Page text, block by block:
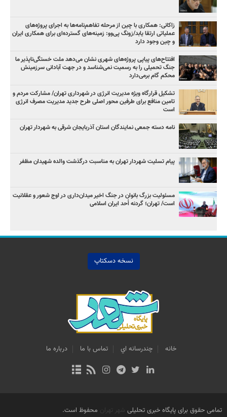
زاکانی: همکاری با چین از مرحله تفاهم‌نامه‌ها به اجرای پروژه‌های
عملیاتی ارتقا یابد/زونگ پی‌وو: زمینه‌های گسترده‌ای برای همکاری ایران
و چین وجود دارد
افتتاح‌های پیاپی پروژه‌های شهری نشان می‌دهد ملت خستگی‌ناپذیر ما
جنگ تحمیلی را به رسمیت نمی‌شناسد و در جهت آبادانی سرزمینش
محکم گام برمی‌دارد
تشکیل قرارگاه ویژه مدیریت انرژی در شهرداری تهران/ مشارکت مردم و
تامین منافع برای طرفین محور اصلی طرح جدید مدیریت مصرف انرژی
است
نامه دسته جمعی نمایندگان استان آذربایجان شرقی به شهردار تهران
پیام تسلیت شهردار تهران به مناسبت درگذشت والده شهیدان مظفر
مسئولیت بزرگ بانوان در جنگ اخیر میدان‌داری‌ در اوج شعور و عقلانیت
است/ تهران؛ گردنه اُحد ایران اسلامی
نسخه دسکتاپ
خانه چندرسانه اي تماس با ما درباره ما
تمامی حقوق برای پایگاه خبری تحلیلی شهر تهران محفوظ است.